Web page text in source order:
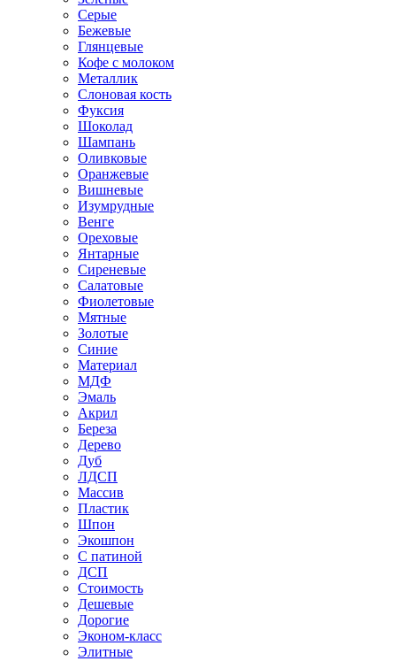
Серые
Бежевые
Глянцевые
Кофе с молоком
Металлик
Слоновая кость
Фуксия
Шоколад
Шампань
Оливковые
Оранжевые
Вишневые
Изумрудные
Венге
Ореховые
Янтарные
Сиреневые
Салатовые
Фиолетовые
Мятные
Золотые
Синие
Материал
МДФ
Эмаль
Акрил
Береза
Дерево
Дуб
ЛДСП
Массив
Пластик
Шпон
Экошпон
С патиной
ДСП
Стоимость
Дешевые
Дорогие
Эконом-класс
Элитные